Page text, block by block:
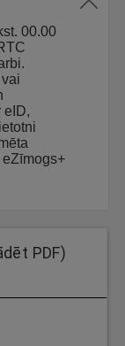
00.00
eID,
PDF)